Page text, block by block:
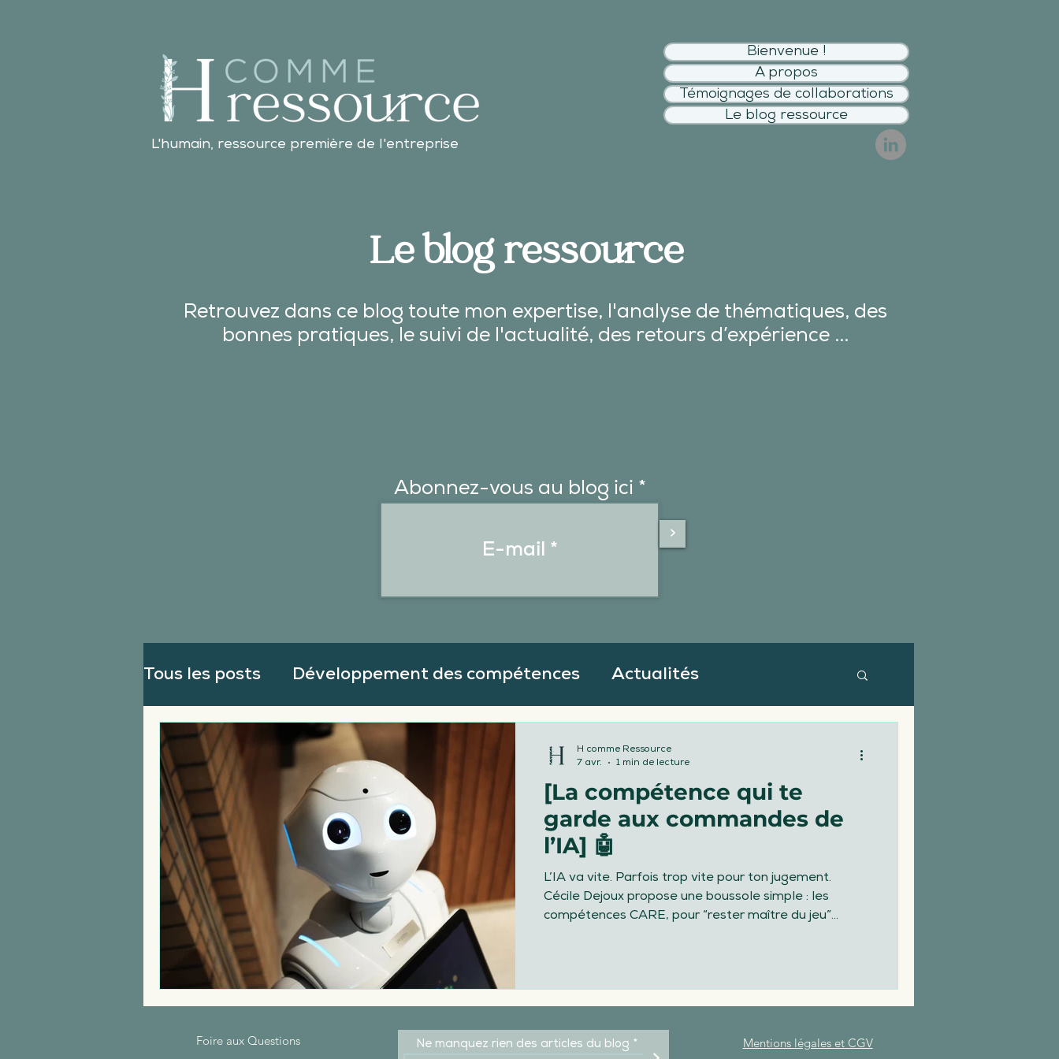
L'humain, ressource première de l'entreprise
Bienvenue !
A propos
Témoignages de collaborations
Le blog ressource
Le blog ressource
Retrouvez dans ce blog toute mon expertise, l'analyse de thématiques, des
bonnes pratiques, le suivi de l'actualité, des retours d’expérience ...
Abonnez-vous au blog ici
>
Tous les posts Développement des compétences Actualités
Recrutement Arrivée & départ du salarié
Santé et sécurité des salariés Mon actu Obligations légales
Qualité de vie au Travail RSE RH canicule fortes chaleurs au travail
[La compétence qui te
garde aux commandes de
l’IA] 🤖
L’IA va vite. Parfois trop vite pour ton jugement.
Cécile Dejoux propose une boussole simple : les
compétences CARE, pour “rester maître du jeu”
H comme Ressource
7 avr.
1 min de lecture
Foire aux Questions Ne manquez rien des articles du blog Mentions légales et CGV